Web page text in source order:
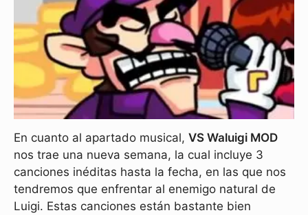
En cuanto al apartado musical, VS Waluigi MOD
nos trae una nueva semana, la cual incluye 3
canciones inéditas hasta la fecha, en las que nos
tendremos que enfrentar al enemigo natural de
Luigi. Estas canciones están bastante bien